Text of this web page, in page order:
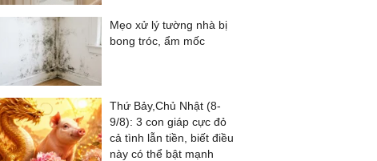
Mẹo xử lý tường nhà bị
bong tróc, ẩm mốc
Thứ Bảy,Chủ Nhật (8-
9/8): 3 con giáp cực đỏ
cả tình lẫn tiền, biết điều
này có thể bật mạnh